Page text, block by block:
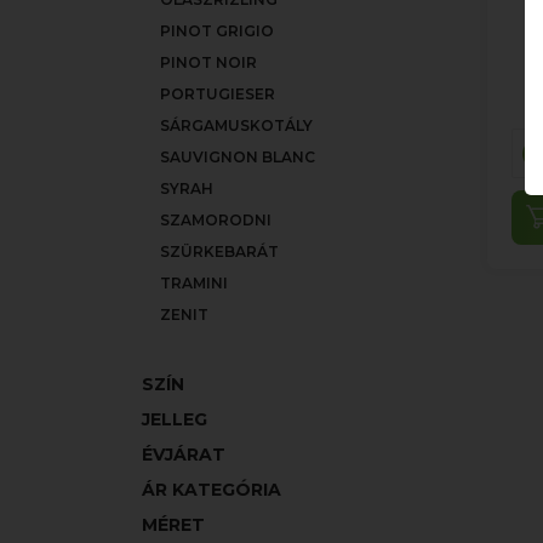
PINOT GRIGIO
PINOT NOIR
PORTUGIESER
SÁRGAMUSKOTÁLY
SAUVIGNON BLANC
SYRAH
SZAMORODNI
SZÜRKEBARÁT
TRAMINI
ZENIT
SZÍN
JELLEG
ÉVJÁRAT
ÁR KATEGÓRIA
MÉRET